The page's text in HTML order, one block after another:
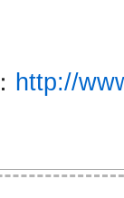
http://